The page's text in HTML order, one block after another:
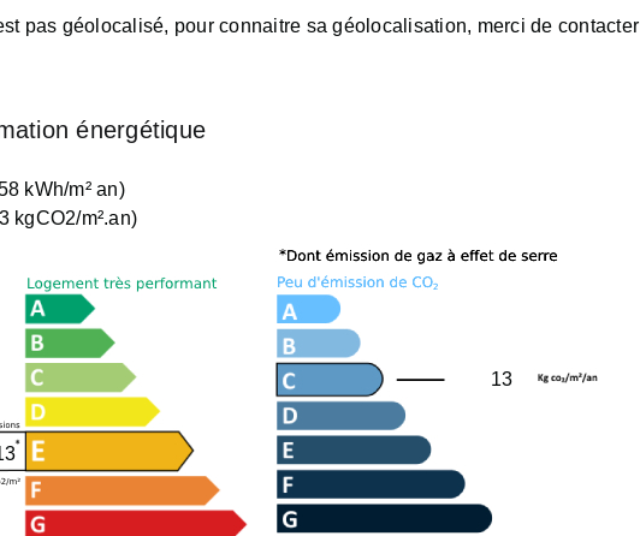
pas géolocalisé, pour connaitre sa géolocalisation, merci de contacter
énergétique
kWh/m² an)
kgCO2/m².an)
13